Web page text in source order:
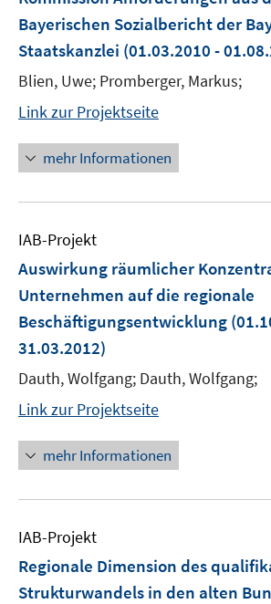
Bayerischen Sozialbericht der
Staatskanzlei (01.03.2010 -
Blien, Uwe; Promberger, Markus;
Link zur Projektseite
mehr Informationen
IAB-Projekt
Auswirkung räumlicher
Unternehmen auf die regionale
Beschäftigungsentwicklung
31.03.2012)
Dauth, Wolfgang; Dauth, Wolfgang;
Link zur Projektseite
mehr Informationen
IAB-Projekt
Regionale Dimension des
Strukturwandels in den alten